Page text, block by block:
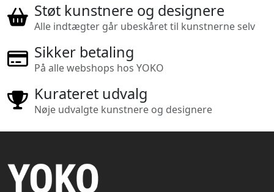
Støt kunstnere og designere
Alle indtægter går ubeskåret til kunstnerne selv
Sikker betaling
På alle webshops hos YOKO
Kurateret udvalg
Nøje udvalgte kunstnere og designere